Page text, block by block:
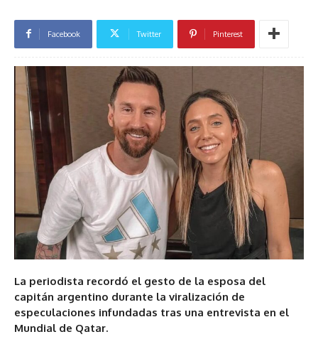
Facebook Twitter Pinterest
La periodista recordó el gesto de la esposa del
capitán argentino durante la viralización de
especulaciones infundadas tras una entrevista en el
Mundial de Qatar.